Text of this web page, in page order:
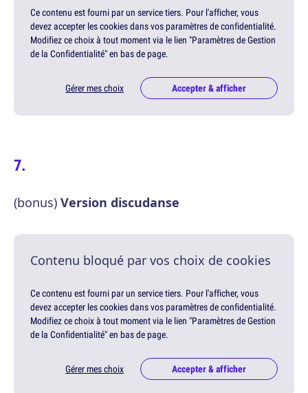
Ce contenu est fourni par un service tiers. Pour l'afficher, vous
devez accepter les cookies dans vos paramètres de confidentialité.
Modifiez ce choix à tout moment via le lien "Paramètres de Gestion
de la Confidentialité" en bas de page.
Gérer mes choix Accepter & afficher
(bonus) Version discudanse
Contenu bloqué par vos choix de cookies
Ce contenu est fourni par un service tiers. Pour l'afficher, vous
devez accepter les cookies dans vos paramètres de confidentialité.
Modifiez ce choix à tout moment via le lien "Paramètres de Gestion
de la Confidentialité" en bas de page.
Gérer mes choix Accepter & afficher